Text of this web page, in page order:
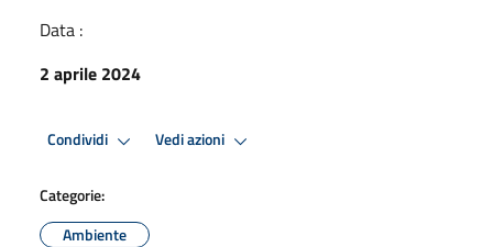
Data :
2 aprile 2024
Condividi Vedi azioni
Categorie:
Ambiente